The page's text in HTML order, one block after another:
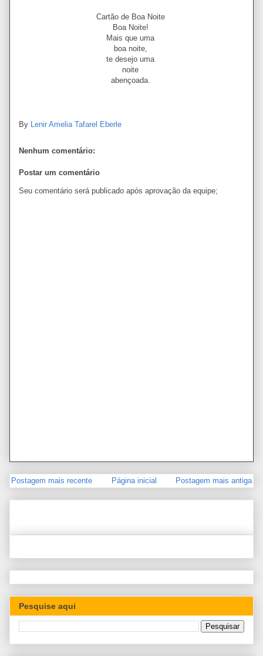
Cartão de Boa Noite
Boa Noite!
Mais que uma
boa noite,
te desejo uma
noite
abençoada.
By Lenir Amelia Tafarel Eberle
Nenhum comentário:
Postar um comentário
Seu comentário será publicado após aprovação da equipe;
Postagem mais recente Postagem mais antiga
Página inicial
Pesquise aqui